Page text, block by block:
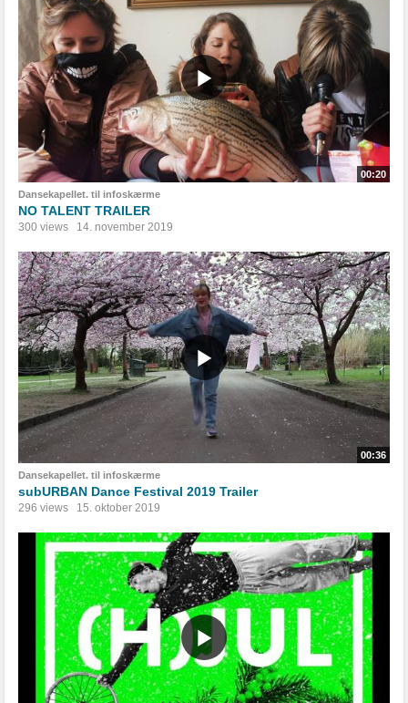
00:20
Dansekapellet. til infoskærme
NO TALENT TRAILER
300 views 14. november 2019
00:36
Dansekapellet. til infoskærme
subURBAN Dance Festival 2019 Trailer
296 views 15. oktober 2019